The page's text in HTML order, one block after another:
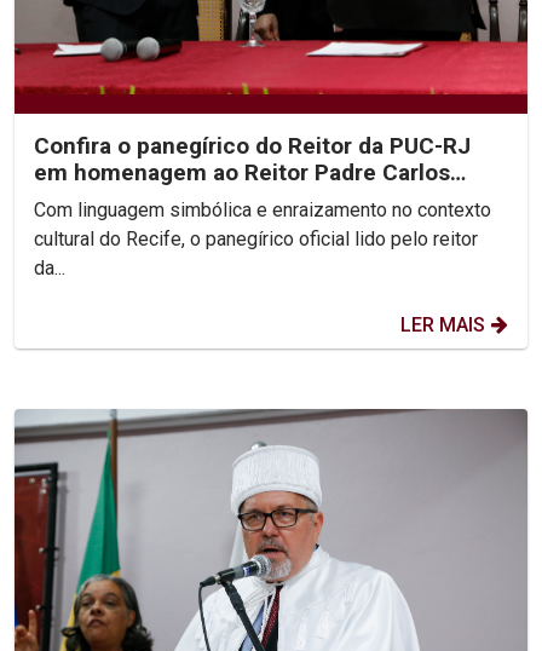
Confira o panegírico do Reitor da PUC-RJ
em homenagem ao Reitor Padre Carlos
Fritzen
Com linguagem simbólica e enraizamento no contexto
cultural do Recife, o panegírico oficial lido pelo reitor
da...
LER MAIS